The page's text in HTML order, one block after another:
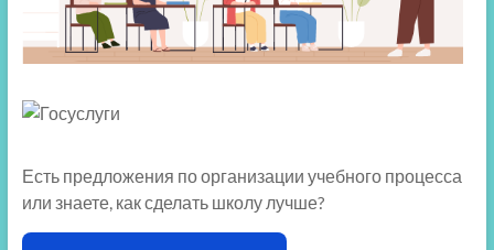
Есть предложения по организации учебного процесса
или знаете, как сделать школу лучше?